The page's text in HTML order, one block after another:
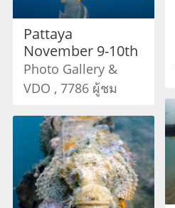
Pattaya
November 9-10th
Photo Gallery &
VDO , 7786 ผู้ชม